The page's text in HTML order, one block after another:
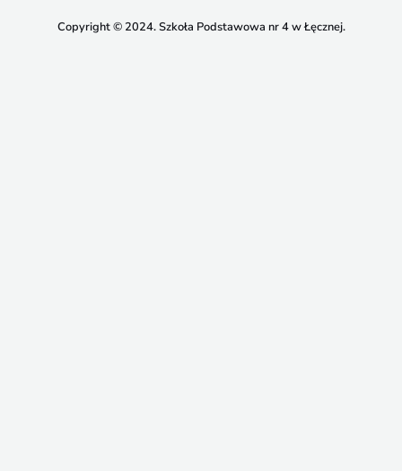
Copyright © 2024. Szkoła Podstawowa nr 4 w Łęcznej.